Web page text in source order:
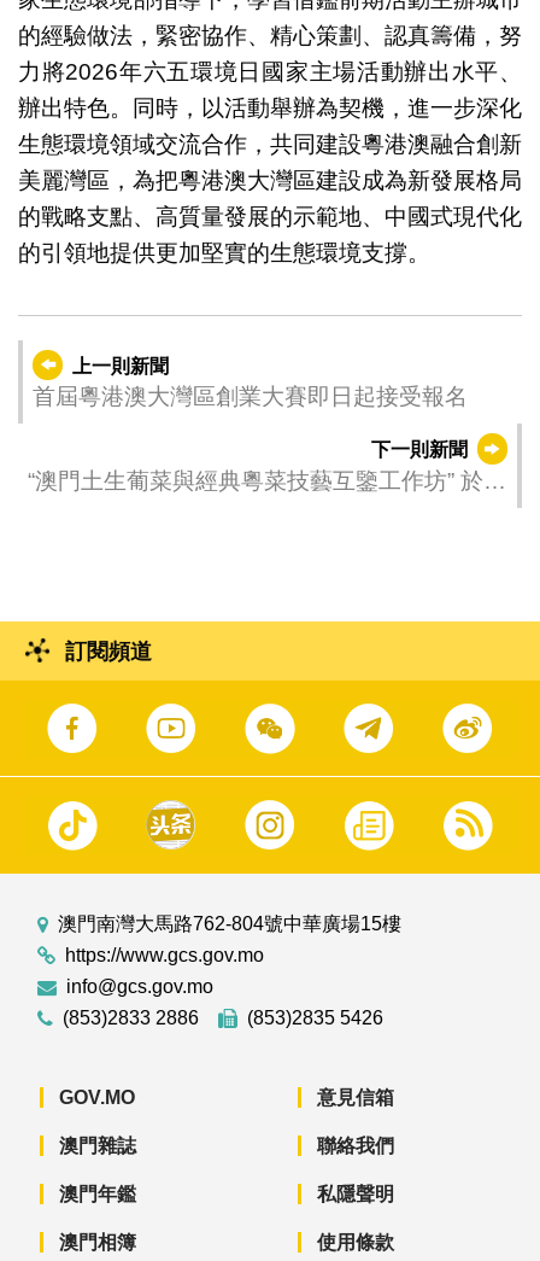
的經驗做法，緊密協作、精心策劃、認真籌備，努
力將2026年六五環境日國家主場活動辦出水平、
辦出特色。同時，以活動舉辦為契機，進一步深化
生態環境領域交流合作，共同建設粵港澳融合創新
美麗灣區，為把粵港澳大灣區建設成為新發展格局
的戰略支點、高質量發展的示範地、中國式現代化
的引領地提供更加堅實的生態環境支撐。
上一則新聞
首屆粵港澳大灣區創業大賽即日起接受報名
下一則新聞
“澳門土生葡菜與經典粵菜技藝互鑒工作坊” 於澳
訂閱頻道
澳門南灣大馬路762-804號中華廣場15樓
https://www.gcs.gov.mo
info@gcs.gov.mo
(853)2833 2886
(853)2835 5426
GOV.MO
澳門雜誌
澳門年鑑
澳門相簿
意見信箱
聯絡我們
私隱聲明
使用條款